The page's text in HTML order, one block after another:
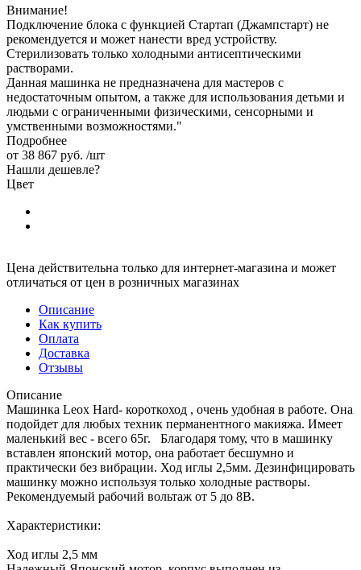
Внимание!
Подключение блока с функцией Стартап (Джампстарт) не
рекомендуется и может нанести вред устройству.
Стерилизовать только холодными антисептическими
растворами.
Данная машинка не предназначена для мастеров с
недостаточным опытом, а также для использования детьми и
людьми с ограниченными физическими, сенсорными и
умственными возможностями."
Подробнее
от 38 867 руб. /шт
Нашли дешевле?
Цвет
Цена действительна только для интернет-магазина и может
отличаться от цен в розничных магазинах
Описание
Как купить
Оплата
Доставка
Отзывы
Описание
Машинка Leox Hard- короткоход , очень удобная в работе. Она
подойдет для любых техник перманентного макияжа. Имеет
маленький вес - всего 65г. Благодаря тому, что в машинку
вставлен японский мотор, она работает бесшумно и
практически без вибрации. Ход иглы 2,5мм. Дезинфицировать
машинку можно используя только холодные растворы.
Рекомендуемый рабочий вольтаж от 5 до 8В.
Характеристики:
Ход иглы 2,5 мм